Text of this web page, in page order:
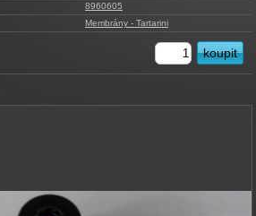
8960605
Membrány - Tartarini